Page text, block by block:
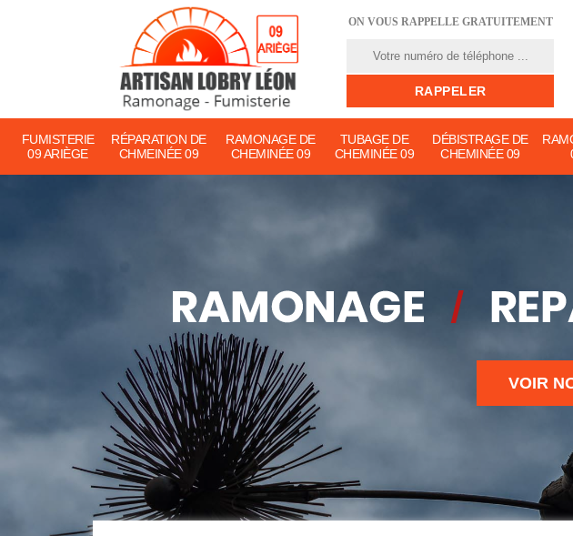
ON VOUS RAPPELLE GRATUITEMENT
FUMISTERIE
09 ARIÈGE
RÉPARATION DE
CHMEINÉE 09
RAMONAGE DE
CHEMINÉE 09
TUBAGE DE
CHEMINÉE 09
DÉBISTRAGE DE
CHEMINÉE 09
VOIR